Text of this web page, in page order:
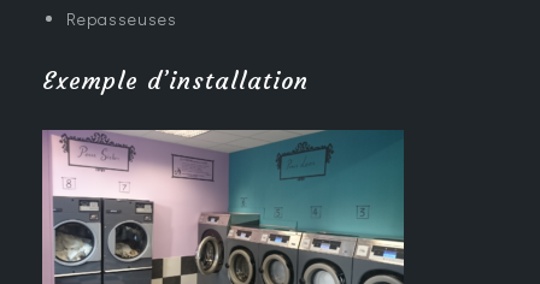
Repasseuses
Exemple d’installation